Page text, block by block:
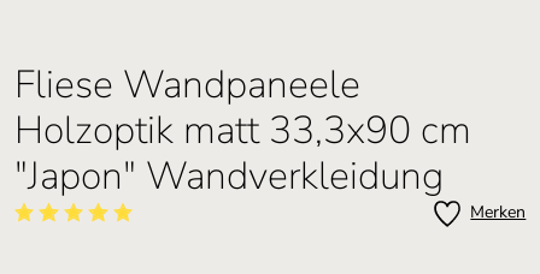
Fliese Wandpaneele
Holzoptik matt 33,3x90 cm
"Japon" Wandverkleidung
Merken